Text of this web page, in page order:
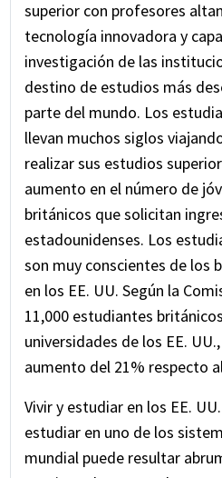
línea.
Revise atentamente los
seguro de viaje
para obtener detalles
números de contacto
superior con profesores
tecnología innovadora y
investigación de las
destino de estudios más
parte del mundo. Los
llevan muchos siglos
realizar sus estudios
aumento en el número de
británicos que solicitan
estadounidenses. Los
son muy conscientes de los
en los EE. UU. Según la
11,000 estudiantes
universidades de los EE.
aumento del 21% respecto
Vivir y estudiar en los EE.
estudiar en uno de los
mundial puede resultar